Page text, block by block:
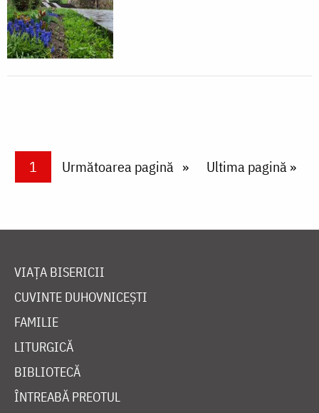
PaginareCurrent page
1 Next page
Următoarea pagină Last page
Ultima pagină »
VIAȚA BISERICII
CUVINTE DUHOVNICEȘTI
FAMILIE
LITURGICĂ
BIBLIOTECĂ
ÎNTREABĂ PREOTUL